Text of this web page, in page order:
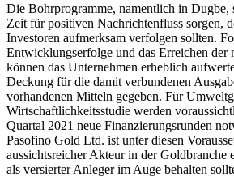
Die Bohrprogramme, namentlich in Dugbe,
Zeit für positiven Nachrichtenfluss sorgen,
Investoren aufmerksam verfolgen sollten.
Entwicklungserfolge und das Erreichen der
können das Unternehmen erheblich
Deckung für die damit verbundenen
vorhandenen Mitteln gegeben. Für
Wirtschaftlichkeitsstudie werden
Quartal 2021 neue Finanzierungsrunden
Pasofino Gold Ltd. ist unter diesen
aussichtsreicher Akteur in der Goldbranche
als versierter Anleger im Auge behalten